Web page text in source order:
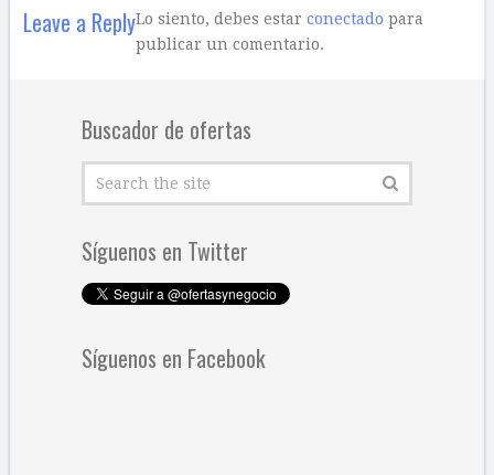
Leave a ReplyLo siento, debes estar conectado para
publicar un comentario.
Buscador de ofertas
Síguenos en Twitter
Síguenos en Facebook